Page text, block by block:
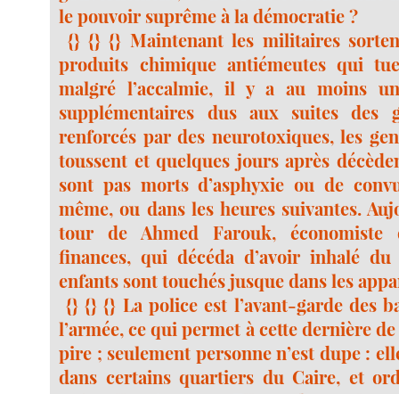
le pouvoir suprême à la démocratie ?
{} {} {} Maintenant les militaires
produits chimique antiémeutes qui
malgré l’accalmie, il y a au moins
supplémentaires dus aux suites des
renforcés par des neurotoxiques, les
toussent et quelques jours après
sont pas morts d’asphyxie ou de
même, ou dans les heures suivantes.
tour de Ahmed Farouk,
finances, qui décéda d’avoir inhalé
enfants sont touchés jusque dans les
{} {} {} La police est l’avant-garde des
l’armée, ce qui permet à cette dernière de
pire ; seulement personne n’est dupe :
dans certains quartiers du Caire, et